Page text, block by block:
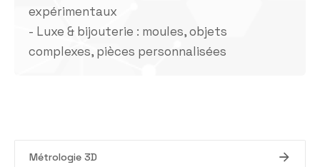
expérimentaux
- Luxe & bijouterie : moules, objets
complexes, pièces personnalisées
Métrologie 3D